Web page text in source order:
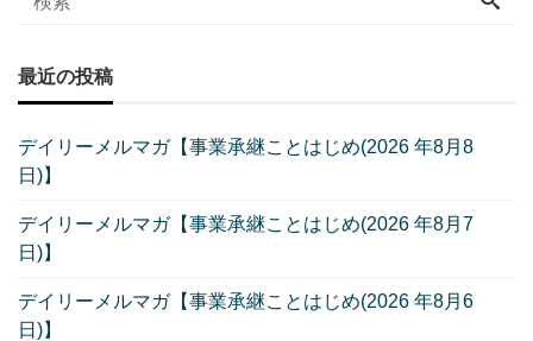
最近の投稿
デイリーメルマガ【事業承継ことはじめ(2026 年8月8
日)】
デイリーメルマガ【事業承継ことはじめ(2026 年8月7
日)】
デイリーメルマガ【事業承継ことはじめ(2026 年8月6
日)】